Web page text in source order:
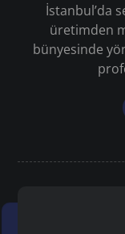
İstanbul’da
üretimden
bünyesinde